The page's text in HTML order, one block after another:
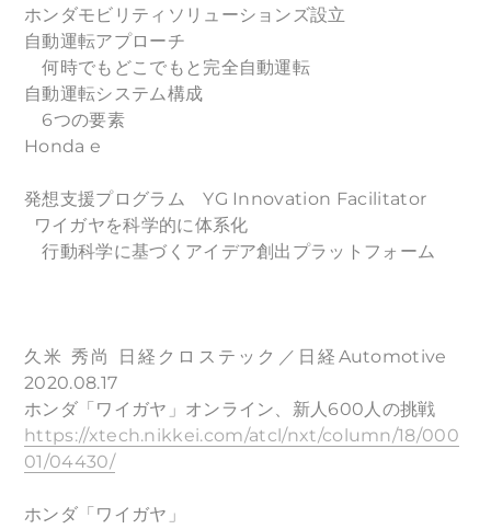
ホンダモビリティソリューションズ設立
自動運転アプローチ
何時でもどこでもと完全自動運転
自動運転システム構成
6つの要素
Honda e
発想支援プログラム YG Innovation Facilitator
ワイガヤを科学的に体系化
行動科学に基づくアイデア創出プラットフォーム
久米 秀尚 日経クロステック／日経Automotive
2020.08.17
ホンダ「ワイガヤ」オンライン、新人600人の挑戦
https://xtech.nikkei.com/atcl/nxt/column/18/000
01/04430/
ホンダ「ワイガヤ」